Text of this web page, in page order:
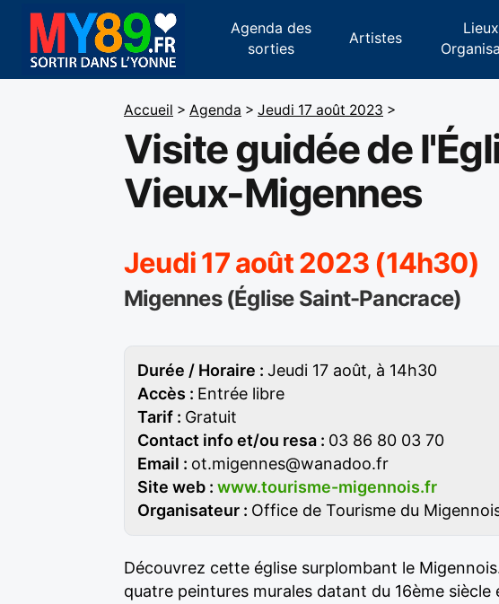
Agenda des
sorties
Artistes
Accueil > Agenda > Jeudi 17 août 2023 >
Visite guidée de
Vieux-Migennes
Jeudi 17 août 2023 (14h30)
Migennes (Église Saint-Pancrace)
Durée / Horaire : Jeudi 17 août, à 14h30
Accès : Entrée libre
Tarif : Gratuit
Contact info et/ou resa : 03 86 80 03 70
Email : ot.migennes@wanadoo.fr
Site web : www.tourisme-migennois.fr
Organisateur : Office de Tourisme du
Découvrez cette église surplombant le
quatre peintures murales datant du 16ème